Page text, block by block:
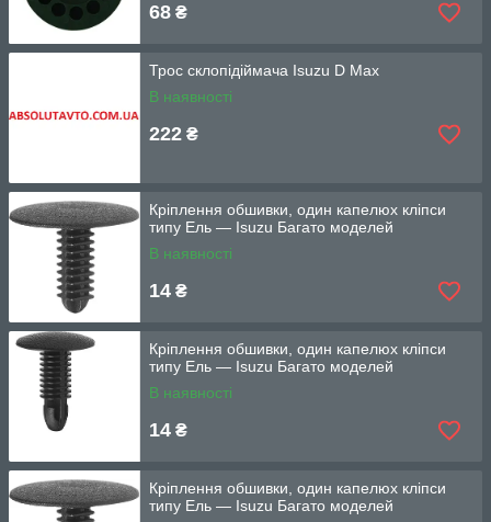
68 ₴
Трос склопідіймача Isuzu D Max
В наявності
222 ₴
Кріплення обшивки, один капелюх кліпси
типу Ель — Isuzu Багато моделей
В наявності
14 ₴
Кріплення обшивки, один капелюх кліпси
типу Ель — Isuzu Багато моделей
В наявності
14 ₴
Кріплення обшивки, один капелюх кліпси
типу Ель — Isuzu Багато моделей